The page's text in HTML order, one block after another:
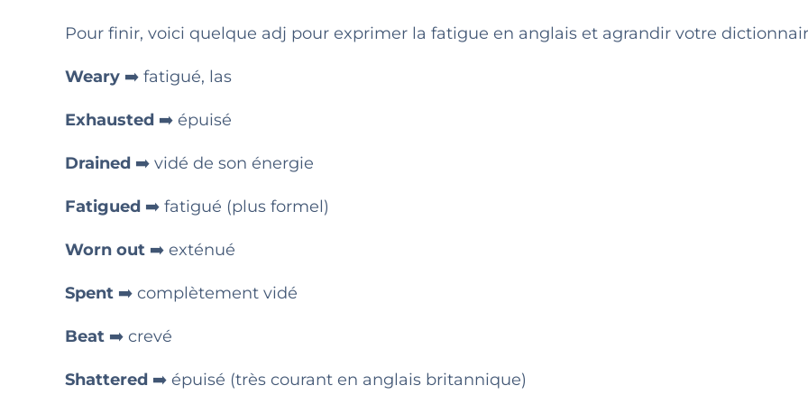
Pour finir, voici quelque adj pour exprimer la fatigue en anglais et agrandir votre
Weary ➡️ fatigué, las
Exhausted ➡️ épuisé
Drained ➡️ vidé de son énergie
Fatigued ➡️ fatigué (plus formel)
Worn out ➡️ exténué
Spent ➡️ complètement vidé
Beat ➡️ crevé
Shattered ➡️ épuisé (très courant en anglais britannique)